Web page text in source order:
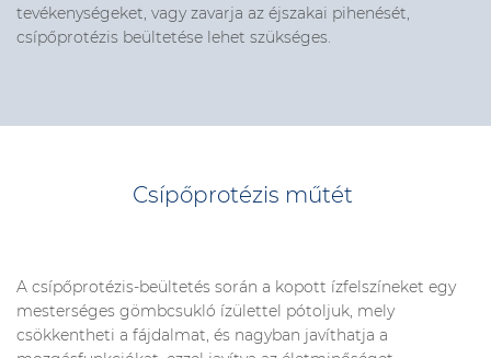
tevékenységeket, vagy zavarja az éjszakai pihenését,
csípőprotézis beültetése lehet szükséges.
Csípőprotézis műtét
A csípőprotézis-beültetés során a kopott ízfelszíneket egy
mesterséges gömbcsukló ízülettel pótoljuk, mely
csökkentheti a fájdalmat, és nagyban javíthatja a